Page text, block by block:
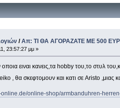
/Απ: ΤΙ ΘΑ ΑΓΟΡΑΖΑΤΕ ΜΕ 500
23:57:27 μμ »
ειναι κανεις,τα hobby του,το στυλ
, θα σκεφτομουν και κατι σε Aristo ,μιας
online.de/online-shop/armbanduhren-